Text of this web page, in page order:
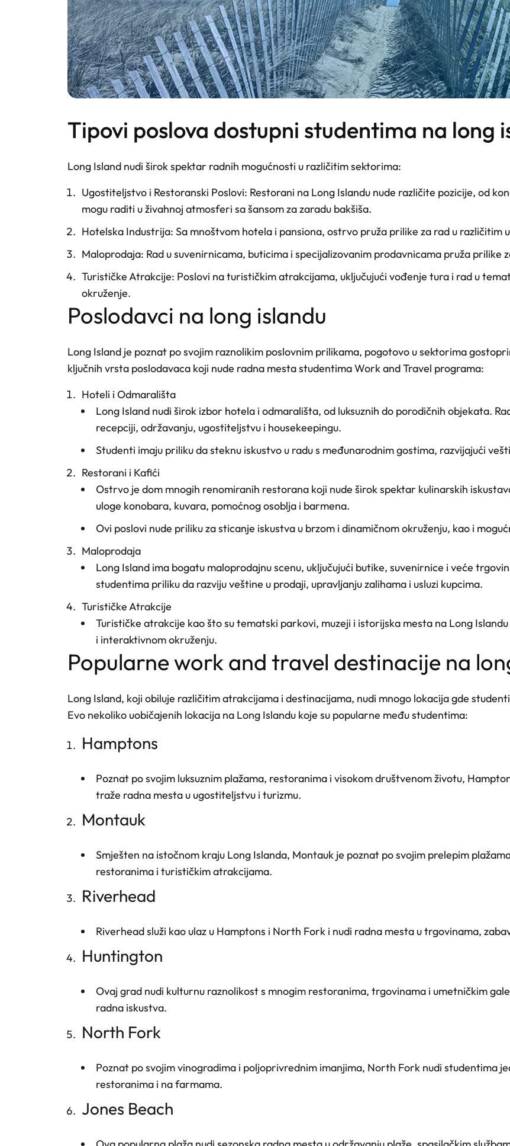
tipovi poslova dostupni studentima na long
Long Island nudi širok spektar radnih mogućnosti u različitim sektorima:
Ugostiteljstvo i Restoranski Poslovi: Restorani na Long Islandu nude različite pozicije, od
mogu raditi u živahnoj atmosferi sa šansom za zaradu bakšiša.
Hotelska Industrija: Sa mnoštvom hotela i pansiona, ostrvo pruža prilike za rad u različitim
Maloprodaja: Rad u suvenirnicama, buticima i specijalizovanim prodavnicama pruža prilike
Turističke Atrakcije: Poslovi na turističkim atrakcijama, uključujući vođenje tura i rad u
okruženje.
poslodavci na long islandu
Long Island je poznat po svojim raznolikim poslovnim prilikama, pogotovo u sektorima
ključnih vrsta poslodavaca koji nude radna mesta studentima Work and Travel programa:
Hoteli i Odmarališta
Long Island nudi širok izbor hotela i odmarališta, od luksuznih do porodičnih objekata.
recepciji, održavanju, ugostiteljstvu i housekeepingu.
Studenti imaju priliku da steknu iskustvo u radu s međunarodnim gostima, razvijajući
Restorani i Kafići
Ostrvo je dom mnogih renomiranih restorana koji nude širok spektar kulinarskih
uloge konobara, kuvara, pomoćnog osoblja i barmena.
Ovi poslovi nude priliku za sticanje iskustva u brzom i dinamičnom okruženju, kao i
Maloprodaja
Long Island ima bogatu maloprodajnu scenu, uključujući butike, suvenirnice i veće
studentima priliku da razviju veštine u prodaji, upravljanju zalihama i usluzi kupcima.
Turističke Atrakcije
Turističke atrakcije kao što su tematski parkovi, muzeji i istorijska mesta na Long
i interaktivnom okruženju.
popularne work and travel destinacije na
Long Island, koji obiluje različitim atrakcijama i destinacijama, nudi mnogo lokacija gde
Evo nekoliko uobičajenih lokacija na Long Islandu koje su popularne među studentima:
Hamptons
Poznat po svojim luksuznim plažama, restoranima i visokom društvenom životu,
traže radna mesta u ugostiteljstvu i turizmu.
Montauk
Smješten na istočnom kraju Long Islanda, Montauk je poznat po svojim prelepim
restoranima i turističkim atrakcijama.
Riverhead
Riverhead služi kao ulaz u Hamptons i North Fork i nudi radna mesta u trgovinama,
Huntington
Ovaj grad nudi kulturnu raznolikost s mnogim restoranima, trgovinama i umetničkim
radna iskustva.
North Fork
Poznat po svojim vinogradima i poljoprivrednim imanjima, North Fork nudi studentima
restoranima i na farmama.
Jones Beach